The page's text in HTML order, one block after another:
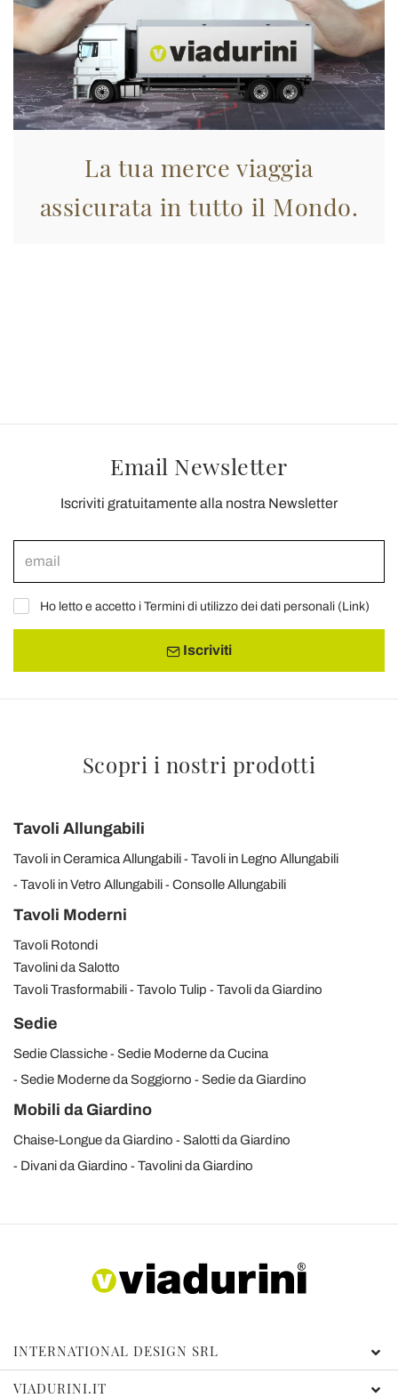
La tua merce viaggia
assicurata in tutto il Mondo.
Email Newsletter
Iscriviti gratuitamente alla nostra Newsletter
Ho letto e accetto i Termini di utilizzo dei dati personali (Link)
Iscriviti
Scopri i nostri prodotti
Tavoli Allungabili
Tavoli in Ceramica Allungabili
Tavoli in Legno Allungabili
Tavoli in Vetro Allungabili
Consolle Allungabili
Tavoli Moderni
Tavoli Rotondi
Tavolini da Salotto
Tavoli Trasformabili
Tavolo Tulip Tavoli da Giardino
Sedie
Sedie Classiche
Sedie Moderne da Cucina
Sedie Moderne da Soggiorno
Sedie da Giardino
Mobili da Giardino
Chaise-Longue da Giardino
Salotti da Giardino
Divani da Giardino
Tavolini da Giardino
INTERNATIONAL DESIGN SRL
VIADURINI.IT